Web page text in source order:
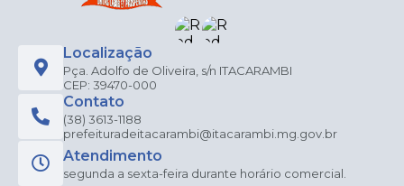
Localização
Pça. Adolfo de Oliveira, s/n ITACARAMBI
CEP: 39470-000
Contato
(38) 3613-1188
prefeituradeitacarambi@itacarambi.mg.gov.br
Atendimento
segunda a sexta-feira durante horário comercial.